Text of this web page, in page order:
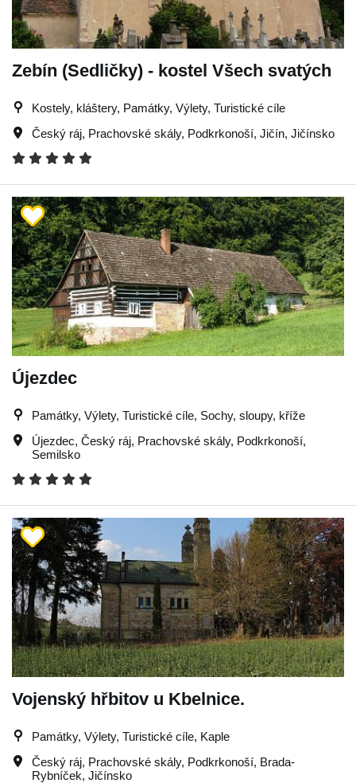
Zebín (Sedličky) - kostel Všech svatých
Kostely, kláštery, Památky, Výlety, Turistické cíle
Český ráj, Prachovské skály, Podkrkonoší, Jičín, Jičínsko
Újezdec
Památky, Výlety, Turistické cíle, Sochy, sloupy, kříže
Újezdec, Český ráj, Prachovské skály, Podkrkonoší,
Semilsko
Vojenský hřbitov u Kbelnice.
Památky, Výlety, Turistické cíle, Kaple
Český ráj, Prachovské skály, Podkrkonoší, Brada-
Rybníček, Jičínsko